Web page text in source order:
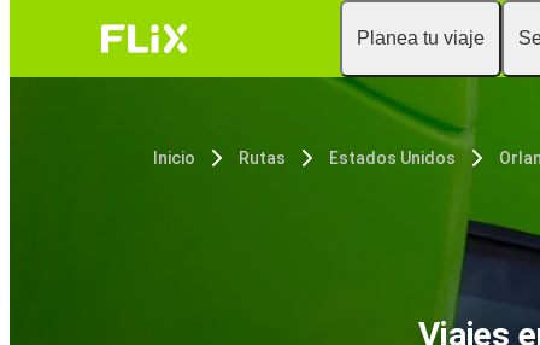
Planea tu viaje
Inicio Rutas Estados Unidos
Viajes